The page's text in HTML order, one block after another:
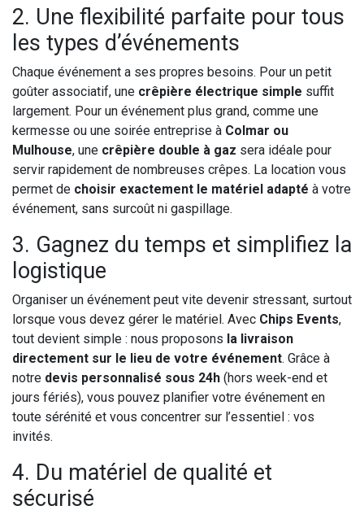
2. Une flexibilité parfaite pour tous
les types d’événements
Chaque événement a ses propres besoins. Pour un petit
goûter associatif, une crêpière électrique simple suffit
largement. Pour un événement plus grand, comme une
kermesse ou une soirée entreprise à Colmar ou
Mulhouse, une crêpière double à gaz sera idéale pour
servir rapidement de nombreuses crêpes. La location vous
permet de choisir exactement le matériel adapté à votre
événement, sans surcoût ni gaspillage.
3. Gagnez du temps et simplifiez la
logistique
Organiser un événement peut vite devenir stressant, surtout
lorsque vous devez gérer le matériel. Avec Chips Events,
tout devient simple : nous proposons la livraison
directement sur le lieu de votre événement. Grâce à
notre devis personnalisé sous 24h (hors week-end et
jours fériés), vous pouvez planifier votre événement en
toute sérénité et vous concentrer sur l’essentiel : vos
invités.
4. Du matériel de qualité et
sécurisé